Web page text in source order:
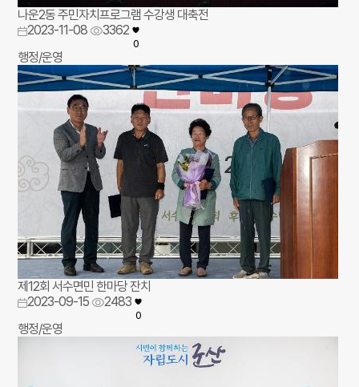
나운2동 주민자치프로그램 수강생 대축전
2023-11-08
3362
0
행정/운영
제12회 서수면민 한마당 잔치
2023-09-15
2483
0
행정/운영